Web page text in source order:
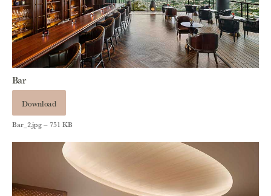
Bar
Download
Bar_2.jpg – 751 KB